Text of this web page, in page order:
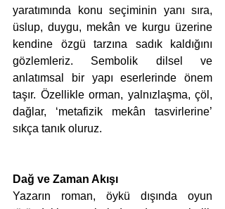
yaratımında konu seçiminin yanı sıra,
üslup, duygu, mekân ve kurgu üzerine
kendine özgü tarzına sadık kaldığını
gözlemleriz. Sembolik dilsel ve
anlatımsal bir yapı eserlerinde önem
taşır. Özellikle orman, yalnızlaşma, çöl,
dağlar, ‘metafizik mekân tasvirlerine’
sıkça tanık oluruz.
Dağ ve Zaman Akışı
Yazarın roman, öykü dışında oyun